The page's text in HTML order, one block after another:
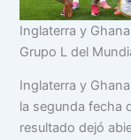
Inglaterra y
Grupo L del
Inglaterra y
la segunda fecha
resultado dejó